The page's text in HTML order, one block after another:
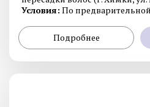
Условия: По
Подробнее